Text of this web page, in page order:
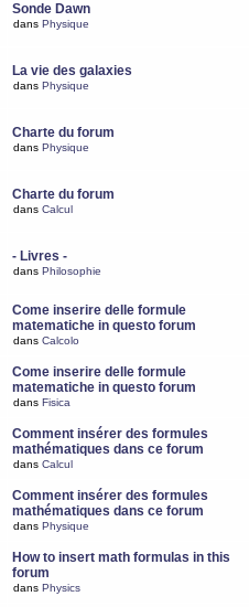
Sonde Dawn
dans Physique
La vie des galaxies
dans Physique
Charte du forum
dans Physique
Charte du forum
dans Calcul
- Livres -
dans Philosophie
Come inserire delle formule
matematiche in questo forum
dans Calcolo
Come inserire delle formule
matematiche in questo forum
dans Fisica
Comment insérer des formules
mathématiques dans ce forum
dans Calcul
Comment insérer des formules
mathématiques dans ce forum
dans Physique
How to insert math formulas in this
forum
dans Physics